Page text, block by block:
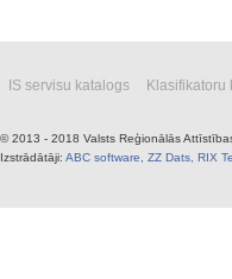
IS servisu katalogs Klasifikatoru
© 2013 - 2018 Valsts Reģionālās
Izstrādātāji: ABC software, ZZ Dats, RIX